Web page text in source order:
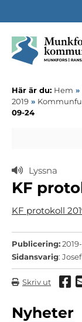
Här är du: Hem »
2019 »
09-24
Lyssna
KF
KF protokoll
Publicering:
Sidansvarig:
Skriv ut
Nyheter